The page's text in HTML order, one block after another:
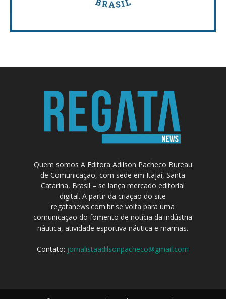
Quem somos A Editora Adilson Pacheco Bureau
de Comunicação, com sede em Itajaí, Santa
Catarina, Brasil – se lança mercado editorial
digital. A partir da criação do site
regatanews.com.br se volta para uma
comunicação do fomento de notícia da indústria
náutica, atividade esportiva náutica e marinas.
Contato: jornalistaadilsonpacheco@gmail.com